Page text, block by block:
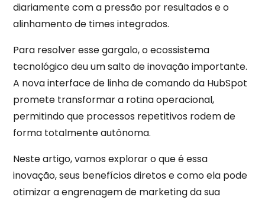
diariamente com a pressão por resultados e o
alinhamento de times integrados.
Para resolver esse gargalo, o ecossistema
tecnológico deu um salto de inovação importante.
A nova interface de linha de comando da HubSpot
promete transformar a rotina operacional,
permitindo que processos repetitivos rodem de
forma totalmente autônoma.
Neste artigo, vamos explorar o que é essa
inovação, seus benefícios diretos e como ela pode
otimizar a engrenagem de marketing da sua